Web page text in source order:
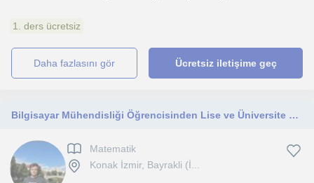
1. ders ücretsiz
daha fazlasını gör Ücretsiz iletişime geç
Bilgisayar Mühendisliği Öğrencisinden Lise ve Üniversite Düzeyi Matematik Dersi
Matematik
Konak İzmir, Bayrakli (İ...